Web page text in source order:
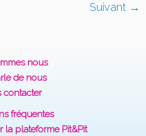
Suivant →
nous
de nous
contacter
fréquentes
la plateforme Pit&Pit